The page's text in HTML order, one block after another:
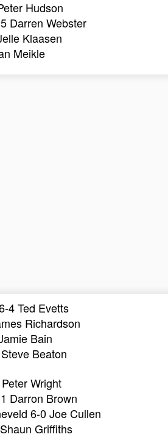
Hudson
Darren Webster
Klaasen
Meikle
4 Ted Evetts
Richardson
Bain
Beaton
Wright
Darron Brown
6-0 Joe Cullen
Griffiths